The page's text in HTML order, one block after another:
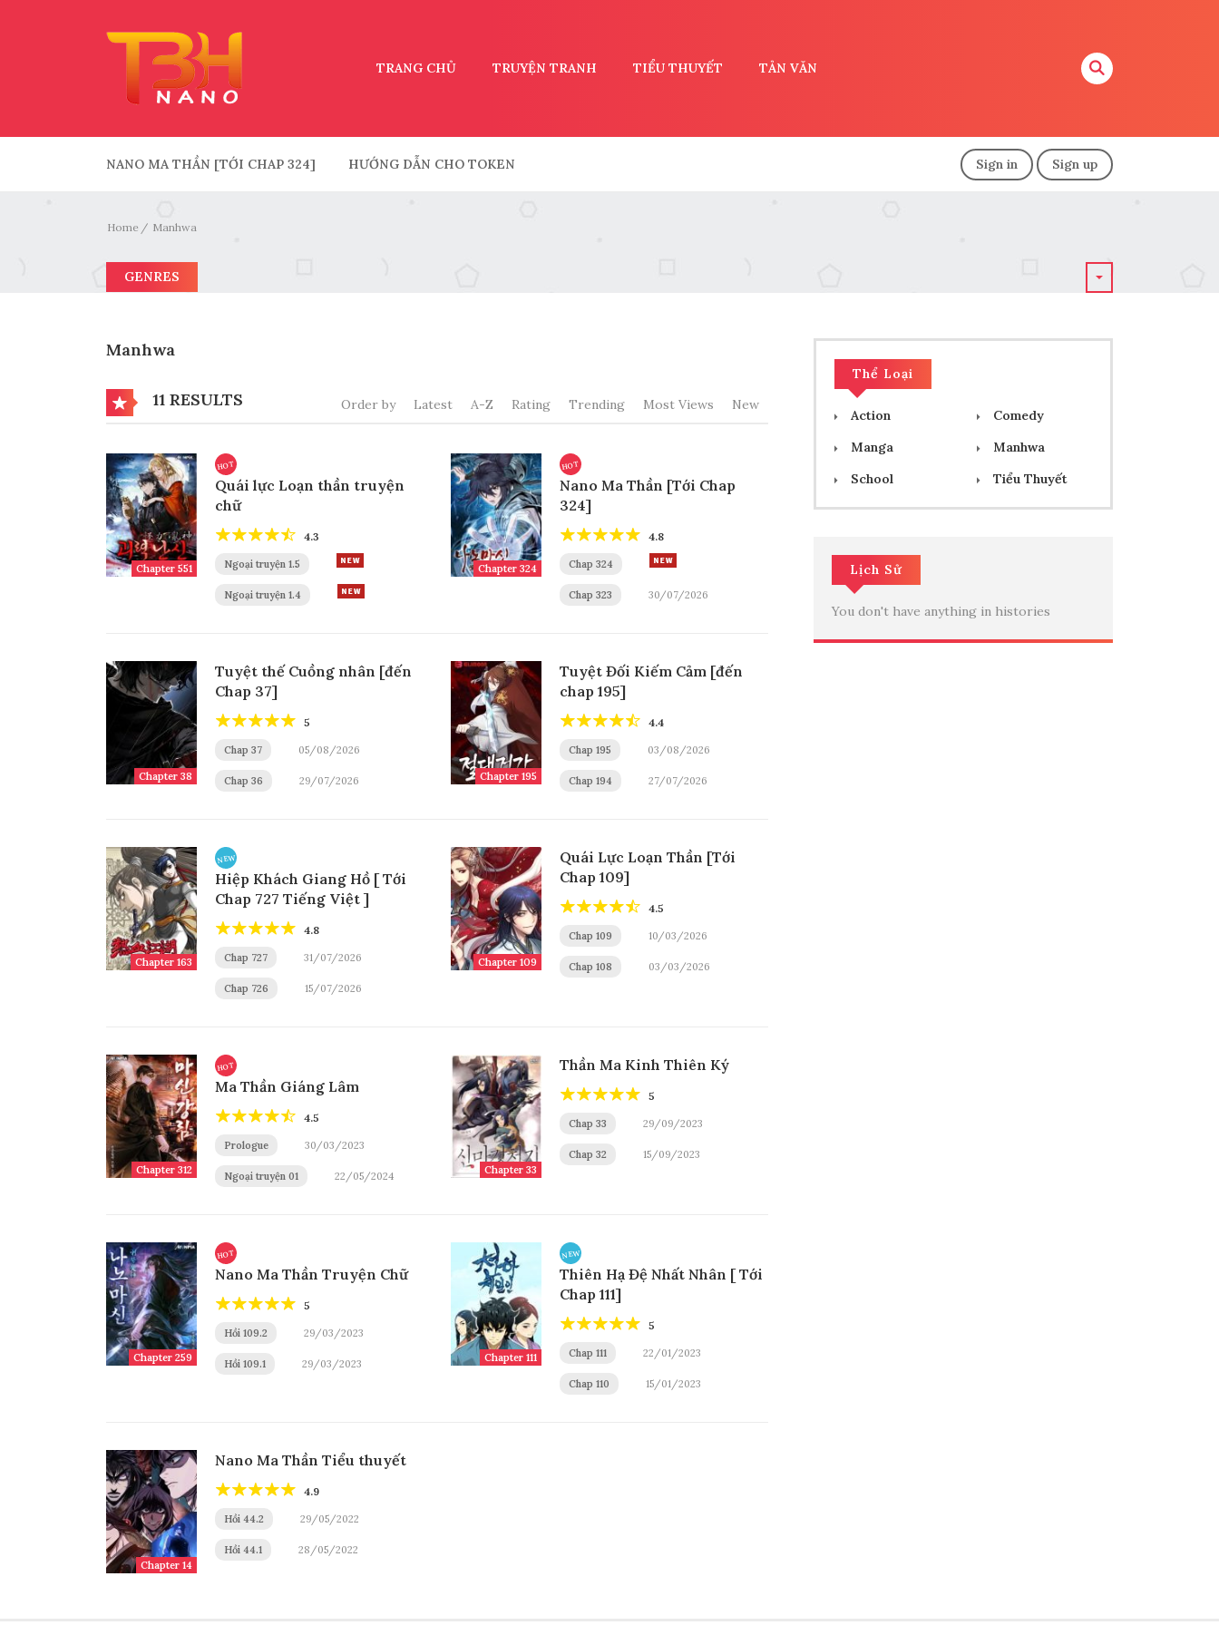
TRANG CHỦ TRUYỆN TRANH TIỂU THUYẾT TẢN VĂN
NANO MA THẦN [TỚI CHAP 324] HƯỚNG DẪN CHO TOKEN Sign in Sign up
Home Manhwa
GENRES
Manhwa
11 RESULTS Order by Latest A-Z Rating Trending Most Views New
Chapter 551
HOT
Quái lực Loạn thần truyện
chữ
4.3
Ngoại truyện 1.5
Ngoại truyện 1.4
Chapter 324
HOT
Nano Ma Thần [Tới Chap
324]
4.8
Chap 324
Chap 323 30/07/2026
Chapter 38
Tuyệt thế Cuồng nhân [đến
Chap 37]
5
Chap 37 05/08/2026
Chap 36 29/07/2026 Chapter 195
Tuyệt Đối Kiếm Cảm [đến
chap 195]
4.4
Chap 195 03/08/2026
Chap 194 27/07/2026
Chapter 163
NEW
Hiệp Khách Giang Hồ [ Tới
Chap 727 Tiếng Việt ]
4.8
Chap 727 31/07/2026
Chap 726 15/07/2026
Chapter 109
Quái Lực Loạn Thần [Tới
Chap 109]
4.5
Chap 109 10/03/2026
Chap 108 03/03/2026
Chapter 312
HOT
Ma Thần Giáng Lâm
4.5
Prologue 30/03/2023
Ngoại truyện 01 22/05/2024 Chapter 33
Thần Ma Kinh Thiên Ký
5
Chap 33 29/09/2023
Chap 32 15/09/2023
Chapter 259
HOT
Nano Ma Thần Truyện Chữ
5
Hồi 109.2 29/03/2023
Hồi 109.1 29/03/2023 Chapter 111
NEW
Thiên Hạ Đệ Nhất Nhân [ Tới
Chap 111]
5
Chap 111 22/01/2023
Chap 110 15/01/2023
Chapter 14
Nano Ma Thần Tiểu thuyết
4.9
Hồi 44.2 29/05/2022
Hồi 44.1 28/05/2022
Thể Loại
Action
Comedy
Manga
Manhwa
School
Tiểu Thuyết
Lịch Sử
You don't have anything in histories